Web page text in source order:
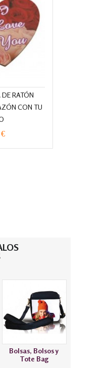
RATÓN
CON TU
Bolsas, Bolsos y
Tote Bag